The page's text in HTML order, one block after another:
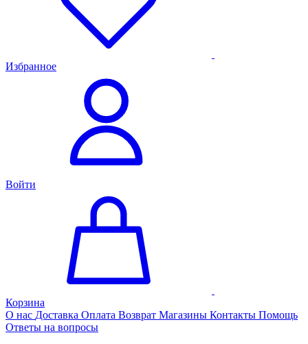
Избранное
Войти
Корзина
О нас Доставка Оплата Возврат Магазины Контакты Помощь
Ответы на вопросы